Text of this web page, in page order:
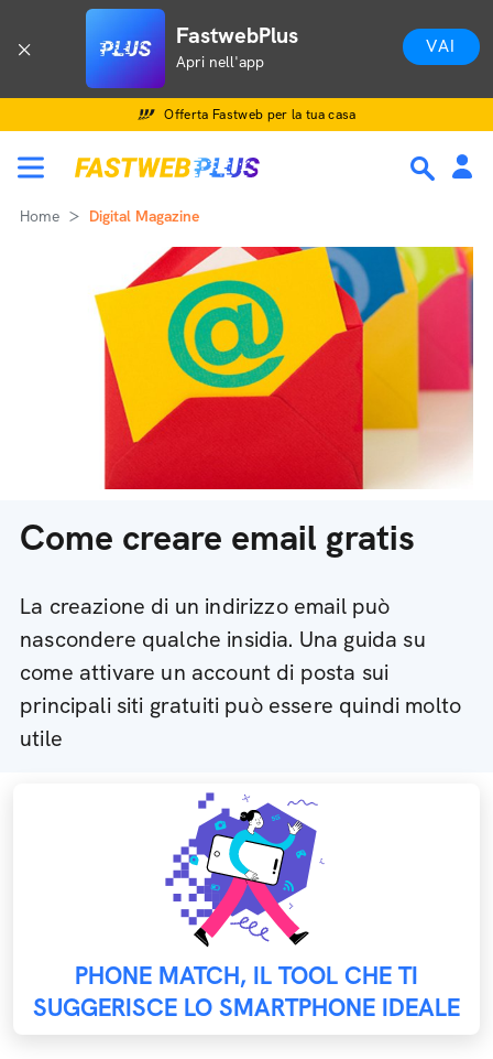
FastwebPlus
Apri nell'app
VAI
Offerta Fastweb per la tua casa
Home Digital Magazine
Come creare email gratis
La creazione di un indirizzo email può
nascondere qualche insidia. Una guida su
come attivare un account di posta sui
principali siti gratuiti può essere quindi molto
utile
PHONE MATCH, IL TOOL CHE TI
SUGGERISCE LO SMARTPHONE IDEALE